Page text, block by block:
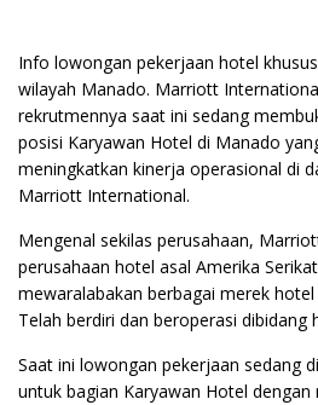
Info lowongan pekerjaan hotel
wilayah Manado. Marriott
rekrutmennya saat ini sedang
posisi Karyawan Hotel di Manado
meningkatkan kinerja operasional di
Marriott International.
Mengenal sekilas perusahaan,
perusahaan hotel asal Amerika
mewaralabakan berbagai merek
Telah berdiri dan beroperasi dibidang
Saat ini lowongan pekerjaan sedang
untuk bagian Karyawan Hotel